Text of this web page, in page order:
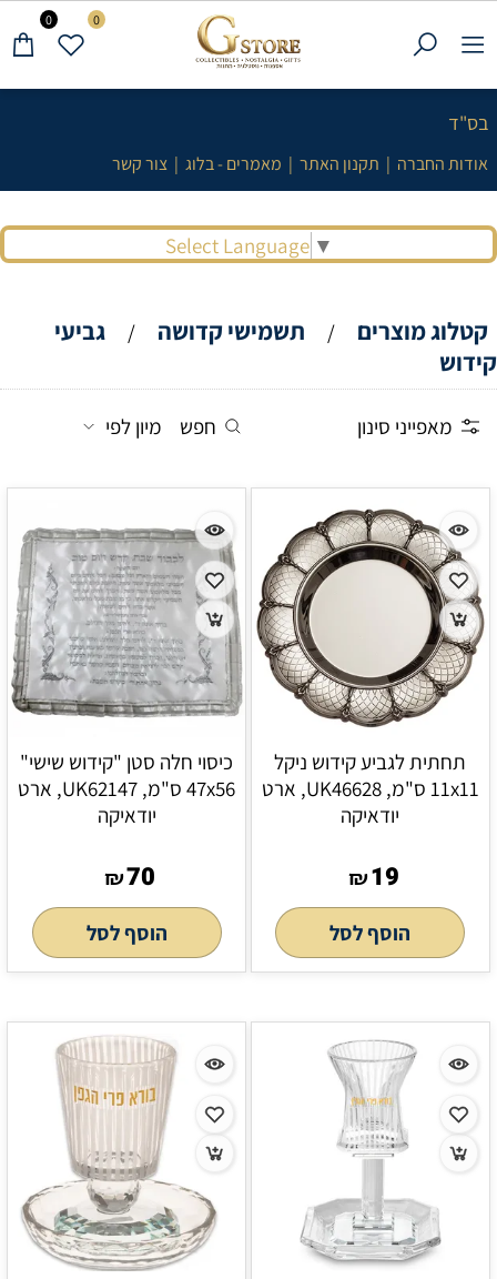
בס"ד
אודות החברה | תקנון האתר | מאמרים - בלוג | צור קשר
Select Language ▼
0 0
קטלוג מוצרים / תשמישי קדושה /
גביעי
קידוש
מאפייני סינון חפש מיון לפי
תחתית לגביע קידוש ניקל
11x11 ס"מ, UK46628, ארט
יודאיקה
₪19
הוסף לסל
כיסוי חלה סטן "קידוש שישי"
47x56 ס"מ, UK62147, ארט
יודאיקה
₪70
הוסף לסל